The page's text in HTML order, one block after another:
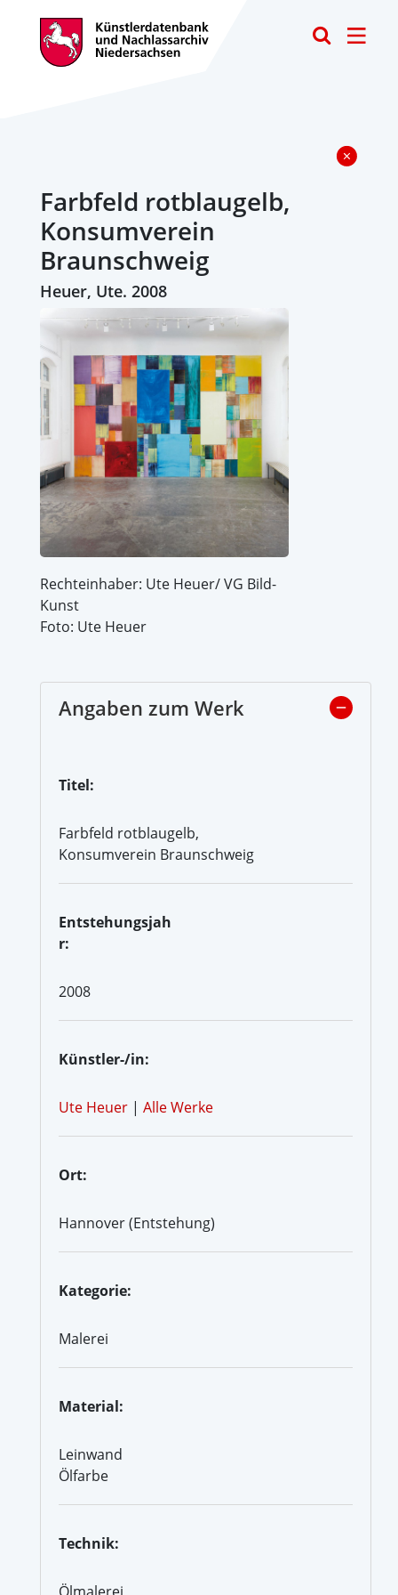
Farbfeld rotblaugelb,
Konsumverein
Braunschweig
Heuer, Ute. 2008
Rechteinhaber: Ute Heuer/ VG Bild-
Kunst
Foto: Ute Heuer
Angaben zum Werk
Titel:
Farbfeld rotblaugelb,
Konsumverein Braunschweig
Entstehungsjah
r:
2008
Künstler-/in:
Ute Heuer | Alle Werke
Ort:
Hannover (Entstehung)
Kategorie:
Malerei
Material:
Leinwand
Ölfarbe
Technik: